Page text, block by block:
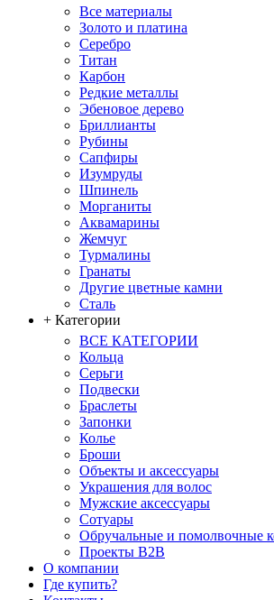
Все материалы
Золото и платина
Серебро
Титан
Карбон
Редкие металлы
Эбеновое дерево
Бриллианты
Рубины
Сапфиры
Изумруды
Шпинель
Морганиты
Аквамарины
Жемчуг
Турмалины
Гранаты
Другие цветные камни
Сталь
+ Категории
ВСЕ КАТЕГОРИИ
Кольца
Серьги
Подвески
Браслеты
Запонки
Колье
Броши
Объекты и аксессуары
Украшения для волос
Мужские аксессуары
Сотуары
Обручальные и помолвочные
Проекты B2B
О компании
Где купить?